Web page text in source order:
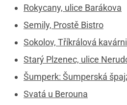
Rokycany, ulice Barákova
Semily, Prostě Bistro
Sokolov, Tříkrálová
Starý Plzenec, ulice
Šumperk: Šumperská
Svatá u Berouna